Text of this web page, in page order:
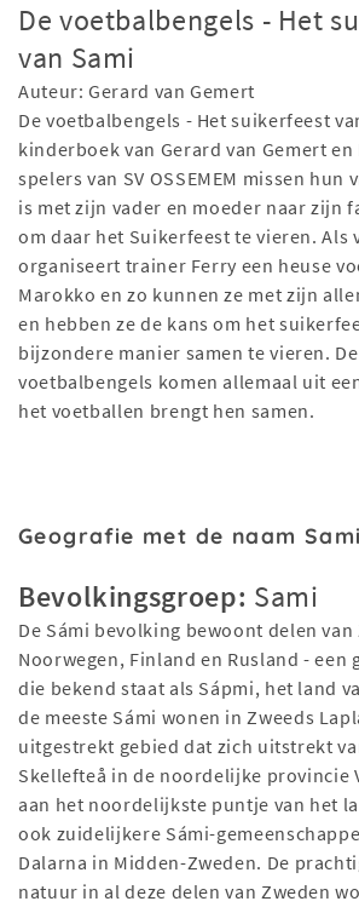
De voetbalbengels - Het
van Sami
Auteur: Gerard van Gemert
De voetbalbengels - Het suikerfeest
kinderboek van Gerard van Gemert en
spelers van SV OSSEMEM missen hun
is met zijn vader en moeder naar zijn
om daar het Suikerfeest te vieren. Als
organiseert trainer Ferry een heuse
Marokko en zo kunnen ze met zijn
en hebben ze de kans om het
bijzondere manier samen te vieren.
voetbalbengels komen allemaal uit
het voetballen brengt hen samen.
Geografie met de naam Sami
Bevolkingsgroep: Sami
De Sámi bevolking bewoont delen van
Noorwegen, Finland en Rusland - een
die bekend staat als Sápmi, het land
de meeste Sámi wonen in Zweeds
uitgestrekt gebied dat zich uitstrekt
Skellefteå in de noordelijke provincie
aan het noordelijkste puntje van het
ook zuidelijkere Sámi-
Dalarna in Midden-Zweden. De
natuur in al deze delen van Zweden